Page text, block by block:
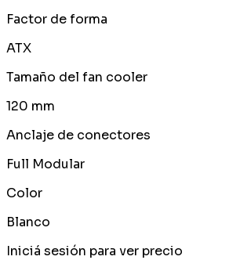
Factor de forma
ATX
Tamaño del fan cooler
120 mm
Anclaje de conectores
Full Modular
Color
Blanco
Iniciá sesión para ver precio